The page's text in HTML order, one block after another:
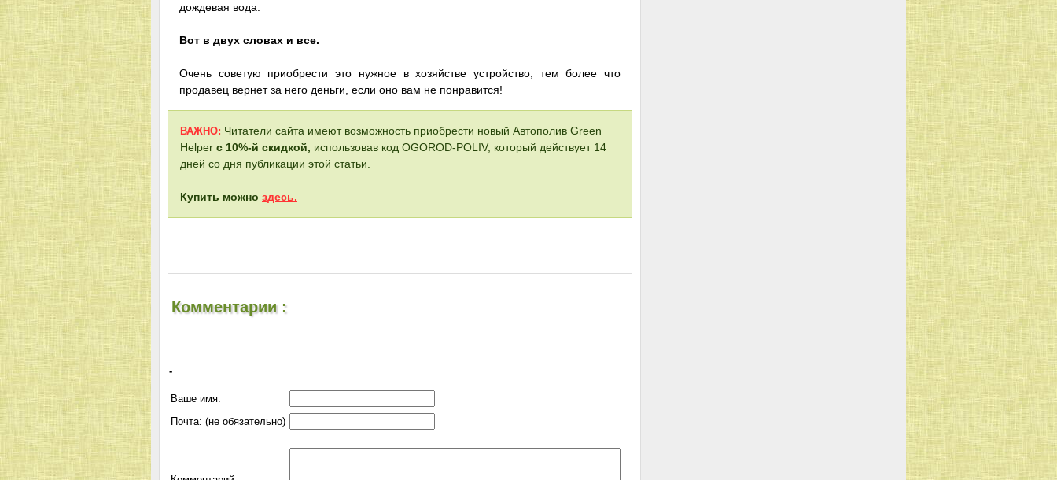
дождевая вода.
Вот в двух словах и все.
Очень советую приобрести это нужное в хозяйстве устройство, тем более что
продавец вернет за него деньги, если оно вам не понравится!
ВАЖНО: Читатели сайта имеют возможность приобрести новый Автополив Green
Helper с 10%-й скидкой, использовав код OGOROD-POLIV, который действует 14
дней со дня публикации этой статьи.
Купить можно здесь.
Комментарии :
-
Ваше имя:
Почта: (не обязательно)